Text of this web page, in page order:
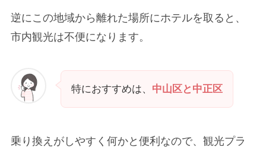
逆にこの地域から離れた場所にホテルを取ると、
市内観光は不便になります。
特におすすめは、 中山区と中正区
乗り換えがしやすく何かと便利なので、観光プラ